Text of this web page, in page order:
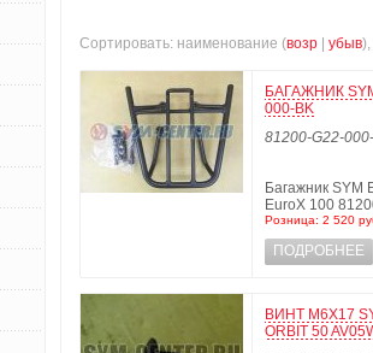
Сортировать: наименование (возр убыв
БАГАЖНИК
000-BK
81200-G22-
Багажник SYM
EuroX 100
Розница: 2 520
ПОДРОБНЕЕ
ВИНТ М6Х17
ORBIT 50